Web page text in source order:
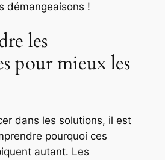
démangeaisons !
les
pour mieux les
dans les solutions, il est
pourquoi ces
autant. Les